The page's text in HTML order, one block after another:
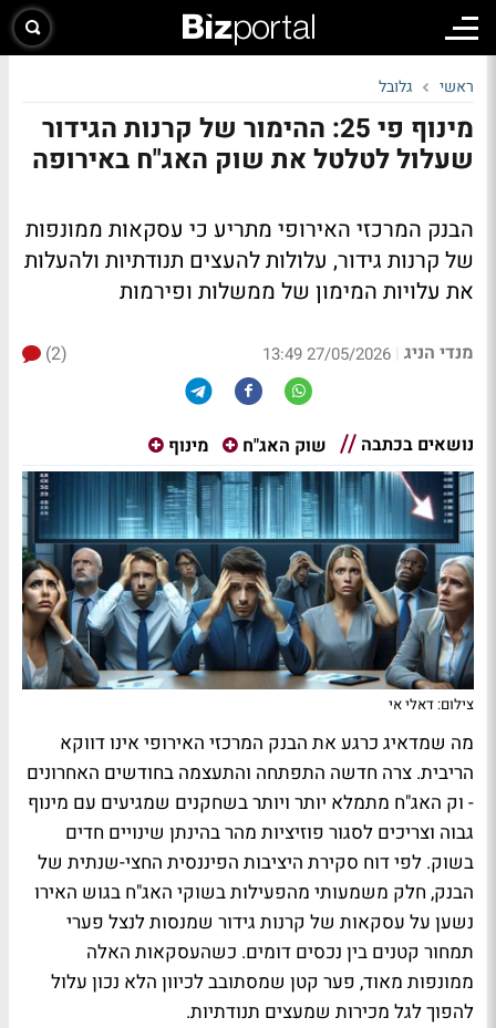
ראשי גלובל
מינוף פי 25: ההימור של קרנות הגידור
שעלול לטלטל את שוק האג"ח באירופה
הבנק המרכזי האירופי מתריע כי עסקאות ממונפות
של קרנות גידור, עלולות להעצים תנודתיות ולהעלות
את עלויות המימון של ממשלות ופירמות
מנדי הניג |
27/05/2026 13:49
(2)
נושאים בכתבה שוק האג"ח מינוף
צילום: דאלי אי
מה שמדאיג כרגע את הבנק המרכזי האירופי אינו דווקא
הריבית. צרה חדשה התפתחה והתעצמה בחודשים האחרונים
- וק האג"ח מתמלא יותר ויותר בשחקנים שמגיעים עם מינוף
גבוה וצריכים לסגור פוזיציות מהר בהינתן שינויים חדים
בשוק. לפי דוח סקירת היציבות הפיננסית החצי-שנתית של
הבנק, חלק משמעותי מהפעילות בשוקי האג"ח בגוש האירו
נשען על עסקאות של קרנות גידור שמנסות לנצל פערי
תמחור קטנים בין נכסים דומים. כשהעסקאות האלה
ממונפות מאוד, פער קטן שמסתובב לכיוון הלא נכון עלול
להפוך לגל מכירות שמעצים תנודתיות.